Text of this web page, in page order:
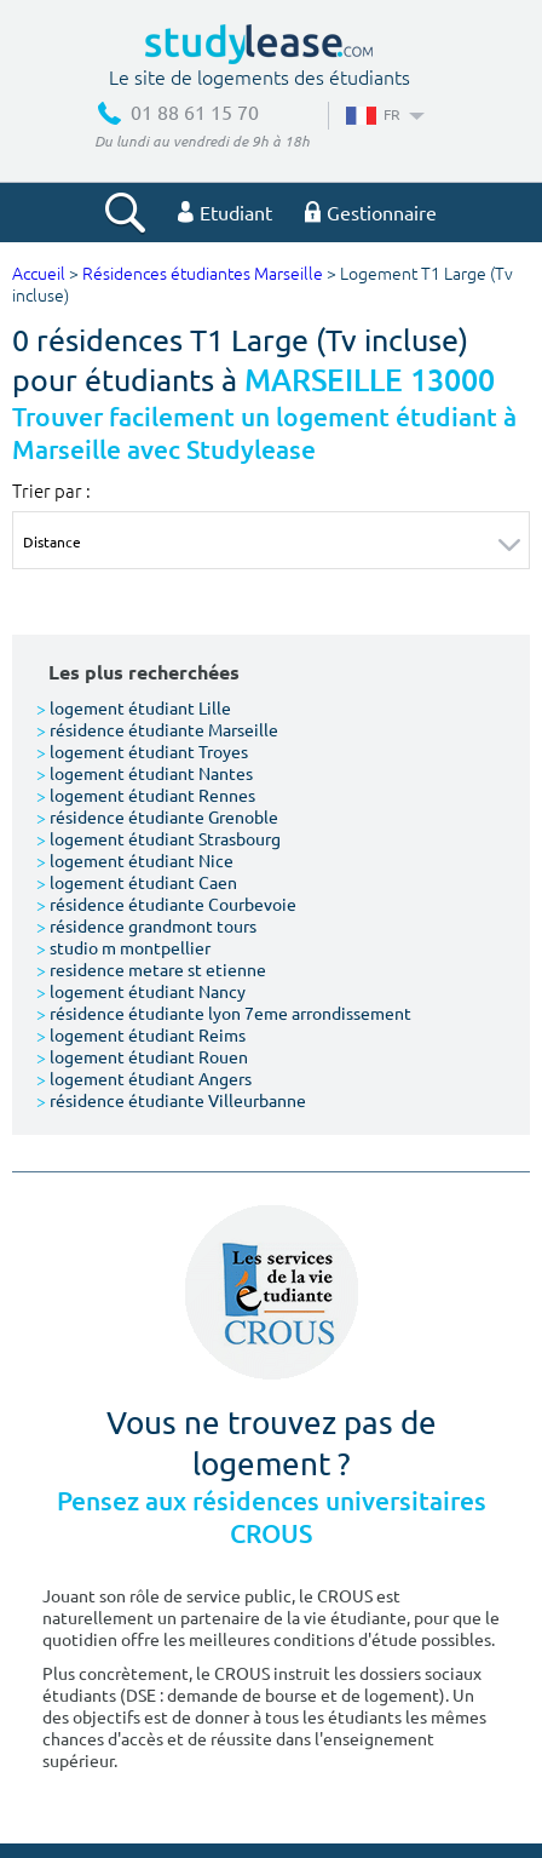
Le site de logements des étudiants
01 88 61 15 70
Du lundi au vendredi de 9h à 18h
FR
Etudiant Gestionnaire
Votre recherche
Ville, école
Budget min
€
Budget max
€
Surface min Surface max
Type de location
Votre date d'entrée
Chercher
Accueil > Résidences étudiantes Marseille > Logement T1 Large (Tv
incluse)
0 résidences T1 Large (Tv incluse)
pour étudiants à MARSEILLE 13000
Trouver facilement un logement étudiant à
Marseille avec Studylease
Trier par :
Les plus recherchées
> logement étudiant Lille
> résidence étudiante Marseille
> logement étudiant Troyes
> logement étudiant Nantes
> logement étudiant Rennes
> résidence étudiante Grenoble
> logement étudiant Strasbourg
> logement étudiant Nice
> logement étudiant Caen
> résidence étudiante Courbevoie
> résidence grandmont tours
> studio m montpellier
> residence metare st etienne
> logement étudiant Nancy
> résidence étudiante lyon 7eme arrondissement
> logement étudiant Reims
> logement étudiant Rouen
> logement étudiant Angers
> résidence étudiante Villeurbanne
Vous ne trouvez pas de
logement ?
Pensez aux résidences universitaires
CROUS
Jouant son rôle de service public, le CROUS est
naturellement un partenaire de la vie étudiante, pour que le
quotidien offre les meilleures conditions d'étude possibles.
Plus concrètement, le CROUS instruit les dossiers sociaux
étudiants (DSE : demande de bourse et de logement). Un
des objectifs est de donner à tous les étudiants les mêmes
chances d'accès et de réussite dans l'enseignement
supérieur.